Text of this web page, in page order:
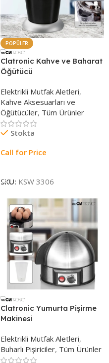
POPÜLER
Clatronic Kahve ve Baharat
Öğütücü
Elektrikli Mutfak Aletleri,
Kahve Aksesuarları ve
Öğütücüler, Tüm Ürünler
Stokta
Call for Price
SKU: KSW 3306
Clatronic Yumurta Pişirme
Makinesi
Elektrikli Mutfak Aletleri,
Buharlı Pişiriciler, Tüm Ürünler